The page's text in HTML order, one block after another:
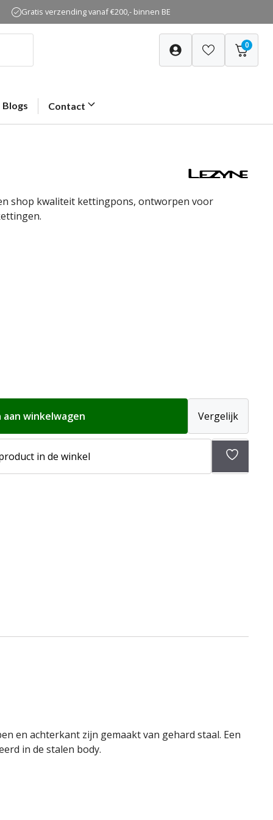
Gratis verzending vanaf €200,- binnen BE
0
Blogs Contact
shop kwaliteit kettingpons, ontworpen voor
winkelwagen Vergelijk
in de winkel
en achterkant zijn gemaakt van gehard staal. Een
in de stalen body.